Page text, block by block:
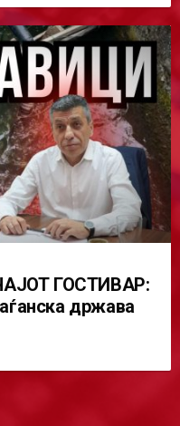
ГОСТИВАР:
држава